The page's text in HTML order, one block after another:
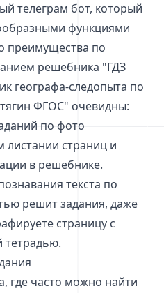
телеграм бот, который
функциями
преимущества по
решебника "ГДЗ
географа-следопыта по
ФГОС" очевидны:
по фото
листании страниц и
в решебнике.
текста по
решит задания, даже
страницу с
тетрадью.
где часто можно найти